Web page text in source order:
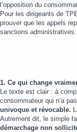
l’opposition du
Pour les dirigeants de
prouver que les appels
sanctions administratives.
1. Ce qui change
Le texte est clair : à
consommateur qui n’a
univoque et révocable.
Autrement dit, le simple
démarchage non